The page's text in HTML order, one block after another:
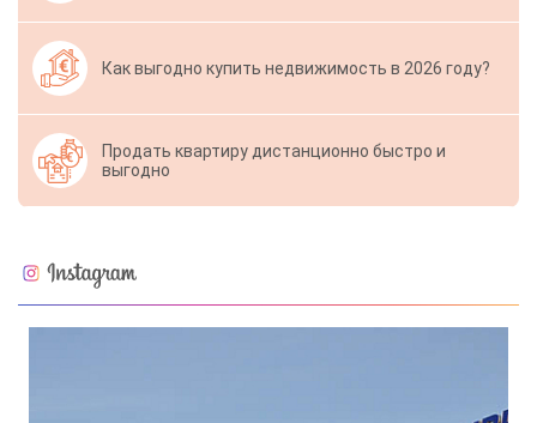
Как выгодно купить недвижимость в 2026 году?
Продать квартиру дистанционно быстро и
выгодно